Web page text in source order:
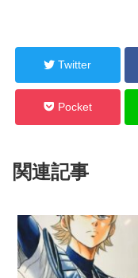
Twitter
Pocket
関連記事